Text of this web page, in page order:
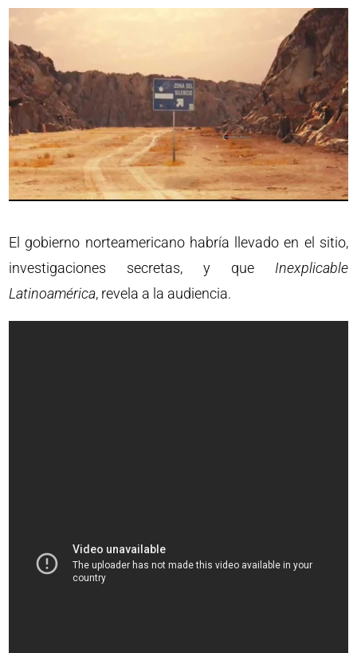
El gobierno norteamericano habría llevado en el sitio,
investigaciones secretas, y que Inexplicable
Latinoamérica, revela a la audiencia.